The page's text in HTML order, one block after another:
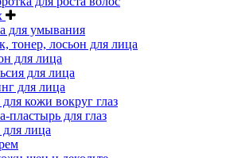
для умывания
тонер, лосьон для лица
для лица
для лица
для лица
кожи вокруг глаз
пластырь для глаз
лица